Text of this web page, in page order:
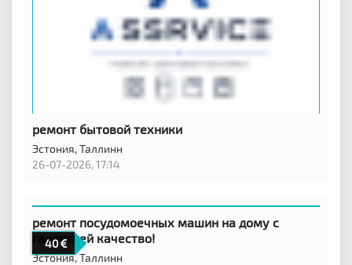
ремонт бытовой техники
Эстония,Таллинн
26-07-2026, 17:14
40
ремонт посудомоечных машин на дому с
гарантией качество!
Эстония,Таллинн